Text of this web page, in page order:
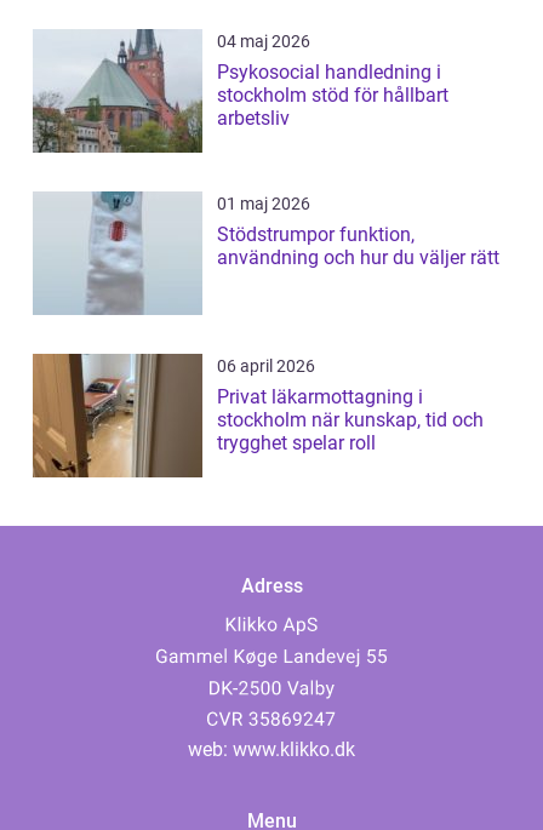
04 maj 2026
Psykosocial handledning i
stockholm stöd för hållbart
arbetsliv
01 maj 2026
Stödstrumpor funktion,
användning och hur du väljer rätt
06 april 2026
Privat läkarmottagning i
stockholm när kunskap, tid och
trygghet spelar roll
Adress
web: www.klikko.dk
Menu